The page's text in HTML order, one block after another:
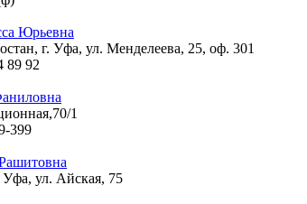
Юрьевна
г. Уфа, ул. Менделеева, 25, оф. 301
89 92
1
399
Уфа, ул. Айская, 75